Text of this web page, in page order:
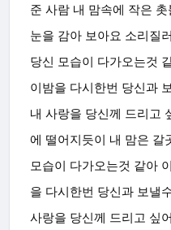
준 사람 내 맘속에 작은
눈을 감아 보아요 소리질
당신 모습이 다가오는것
이밤을 다시한번 당신과
내 사랑을 당신께 드리고
에 떨어지듯이 내 맘은 갈
모습이 다가오는것 같아
을 다시한번 당신과 보낼
사랑을 당신께 드리고 싶